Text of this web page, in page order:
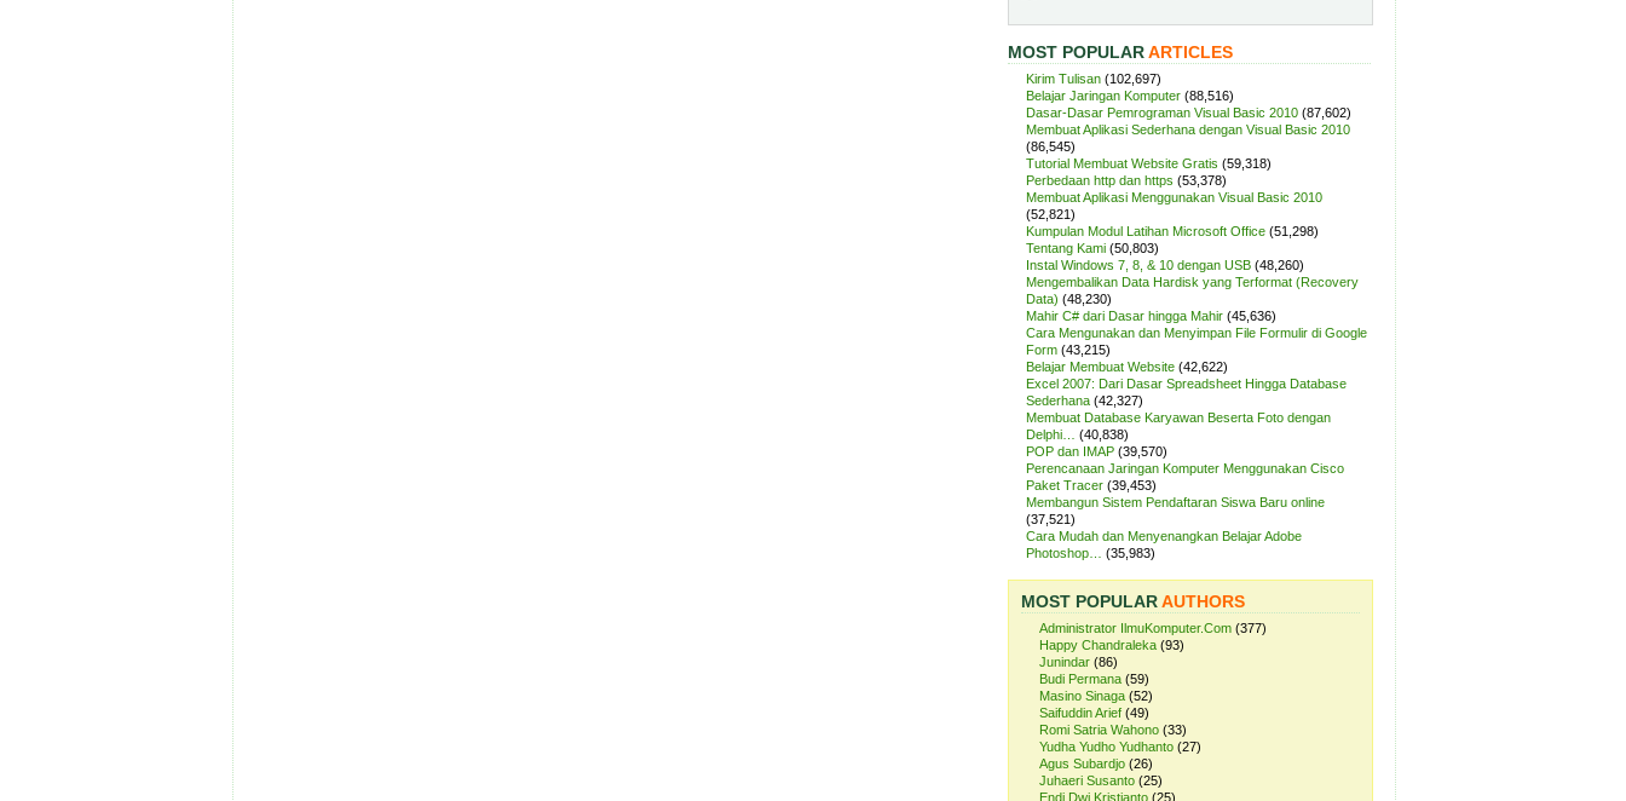
MOST POPULARARTICLES
Kirim Tulisan (102,697)
Belajar Jaringan Komputer (88,516)
Dasar-Dasar Pemrograman Visual Basic 2010 (87,602)
Membuat Aplikasi Sederhana dengan Visual Basic 2010
(86,545)
Tutorial Membuat Website Gratis (59,318)
Perbedaan http dan https (53,378)
Membuat Aplikasi Menggunakan Visual Basic 2010
(52,821)
Kumpulan Modul Latihan Microsoft Office (51,298)
Tentang Kami (50,803)
Instal Windows 7, 8, & 10 dengan USB (48,260)
Mengembalikan Data Hardisk yang Terformat (Recovery
Data) (48,230)
Mahir C# dari Dasar hingga Mahir (45,636)
Cara Mengunakan dan Menyimpan File Formulir di Google
Form (43,215)
Belajar Membuat Website (42,622)
Excel 2007: Dari Dasar Spreadsheet Hingga Database
Sederhana (42,327)
Membuat Database Karyawan Beserta Foto dengan
Delphi…
(40,838)
POP dan IMAP (39,570)
Perencanaan Jaringan Komputer Menggunakan Cisco
Paket Tracer (39,453)
Membangun Sistem Pendaftaran Siswa Baru online
(37,521)
Cara Mudah dan Menyenangkan Belajar Adobe
Photoshop…
(35,983)
MOST POPULARAUTHORS
Administrator IlmuKomputer.Com (377)
Happy Chandraleka (93)
Junindar (86)
Budi Permana (59)
Masino Sinaga (52)
Saifuddin Arief (49)
Romi Satria Wahono (33)
Yudha Yudho Yudhanto (27)
Agus Subardjo (26)
Juhaeri Susanto (25)
Endi Dwi Kristianto (25)